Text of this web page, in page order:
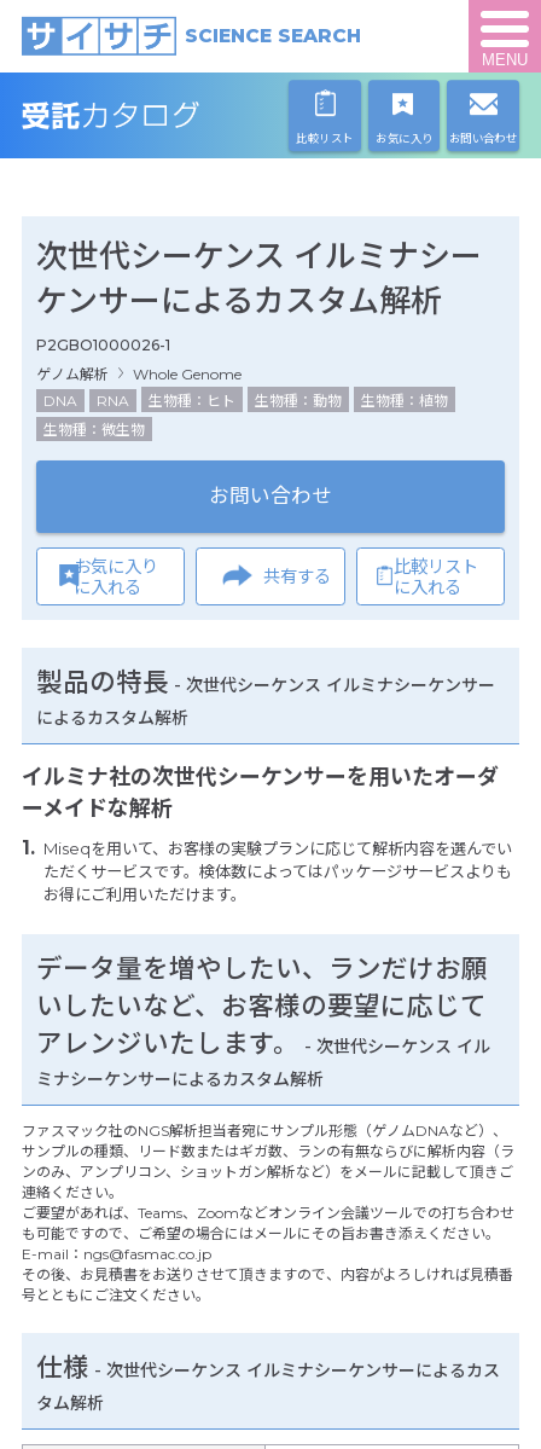
SCIENCE SEARCH
MENU
比較リスト お気に入り お問い合わせ
次世代シーケンス イルミナシー
ケンサーによるカスタム解析
P2GBO1000026-1
ゲノム解析
Whole Genome
DNA
RNA 生物種：ヒト 生物種：動物
生物種：植物
生物種：微生物
お問い合わせ
お気に入り
に入れる
共有する
比較リスト
に入れる
製品の特長 - 次世代シーケンス イルミナシーケンサー
によるカスタム解析
イルミナ社の次世代シーケンサーを用いたオーダ
ーメイドな解析
Miseqを用いて、お客様の実験プランに応じて解析内容を選んでい
ただくサービスです。検体数によってはパッケージサービスよりも
お得にご利用いただけます。
データ量を増やしたい、ランだけお願
いしたいなど、お客様の要望に応じて
アレンジいたします。
- 次世代シーケンス イル
ミナシーケンサーによるカスタム解析
ファスマック社のNGS解析担当者宛にサンプル形態（ゲノムDNAなど）、
サンプルの種類、リード数またはギガ数、ランの有無ならびに解析内容（ラ
ンのみ、アンプリコン、ショットガン解析など）をメールに記載して頂きご
連絡ください。
ご要望があれば、Teams、Zoomなどオンライン会議ツールでの打ち合わせ
も可能ですので、ご希望の場合にはメールにその旨お書き添えください。
E-mail：ngs@fasmac.co.jp
その後、お見積書をお送りさせて頂きますので、内容がよろしければ見積番
号とともにご注文ください。
仕様 - 次世代シーケンス イルミナシーケンサーによるカス
タム解析